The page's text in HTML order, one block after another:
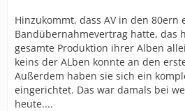
Hinzukommt, dass AV in den 80ern
Bandübernahmevertrag hatte, das
gesamte Produktion ihrer Alben
keins der ALben konnte an den
Außerdem haben sie sich ein
eingerichtet. Das war damals bei
heute....